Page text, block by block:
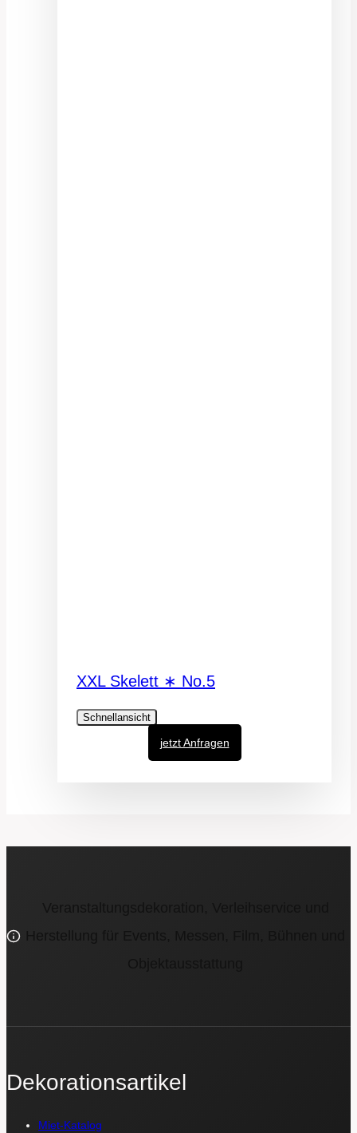
XXL Skelett ∗ No.5
Schnellansicht
jetzt Anfragen
Dekorationsartikel
Miet-Katalog